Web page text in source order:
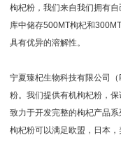
枸杞粉，我们来自我们拥有
库中储存500MT枸杞和
具有优异的溶解性。
宁夏臻杞生物科技有限公司（
粉。我们提供有机枸杞粉，
致力于开发完整的枸杞产品
枸杞粉可以满足欧盟，日本，